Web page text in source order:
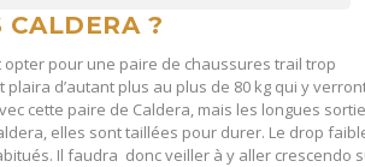
CALDERA ?
pour une paire de chaussures trail trop
d’autant plus au plus de 80 kg qui y
cette paire de Caldera, mais les longues
elles sont taillées pour durer. Le drop
Il faudra donc veiller à y aller crescendo